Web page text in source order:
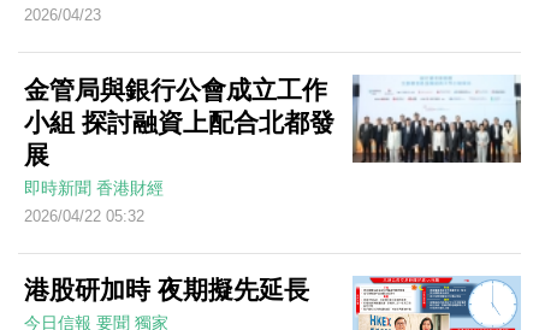
2026/04/23
金管局與銀行公會成立工作
小組 探討融資上配合北都發
展
即時新聞 香港財經
2026/04/22 05:32
港股研加時 夜期擬先延長
今日信報 要聞 獨家